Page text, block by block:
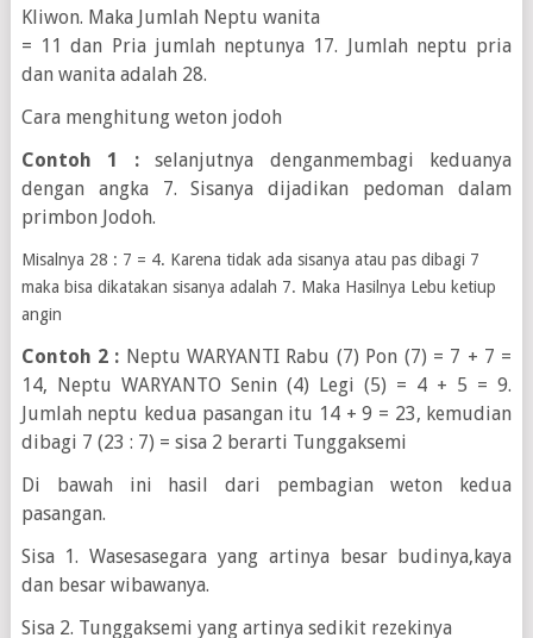
Kliwon. Maka Jumlah Neptu wanita
= 11 dan Pria jumlah neptunya 17. Jumlah neptu pria
dan wanita adalah 28.
Cara menghitung weton jodoh
Contoh 1 :selanjutnya denganmembagi keduanya
dengan angka 7. Sisanya dijadikan pedoman dalam
primbon Jodoh.
Misalnya 28 : 7 = 4. Karena tidak ada sisanya atau pas dibagi 7
maka bisa dikatakan sisanya adalah 7. Maka Hasilnya Lebu ketiup
angin
Contoh 2 : Neptu WARYANTI Rabu (7) Pon (7) = 7 + 7 =
14, Neptu WARYANTO Senin (4) Legi (5) = 4 + 5 = 9.
Jumlah neptu kedua pasangan itu 14 + 9 = 23, kemudian
dibagi 7 (23 : 7) = sisa 2 berarti Tunggaksemi
Di bawah ini hasil dari pembagian weton kedua
pasangan.
Sisa 1. Wasesasegara yang artinya besar budinya,kaya
dan besar wibawanya.
Sisa 2. Tunggaksemi yang artinya sedikit rezekinya